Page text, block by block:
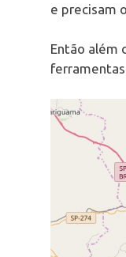
e precisam
Então além